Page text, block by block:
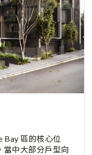
Bay 區的核心位
當中大部分戶型向